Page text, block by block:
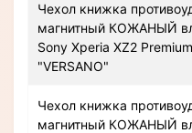
Чехол книжка
магнитный КОЖАНЫЙ
Sony Xperia XZ2
"VERSANO"
Чехол книжка
магнитный КОЖАНЫЙ